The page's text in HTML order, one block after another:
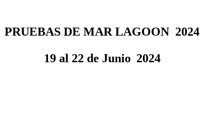
PRUEBAS DE MAR LAGOON 2024
19 al 22 de Junio 2024